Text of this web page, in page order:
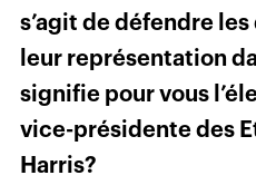
s’agit de défendre
leur représentation
signifie pour vous
vice-présidente des
Harris?